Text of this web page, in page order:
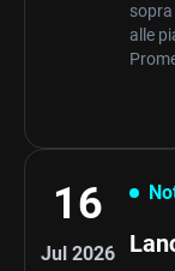
alle
16
Jul 2026